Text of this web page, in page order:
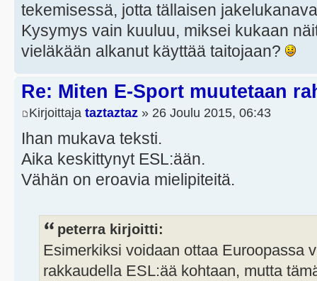
tekemisessä, jotta tällaisen
Kysymys vain kuuluu, miksei kukaan
vieläkään alkanut käyttää taitojaan?
Re: Miten E-Sport muutetaan
Kirjoittaja taztaztaz » 26 Joulu 2015, 06:43
Ihan mukava teksti.
Aika keskittynyt ESL:ään.
Vähän on eroavia mielipiteitä.
peterra kirjoitti:
Esimerkiksi voidaan ottaa Euroopassa
rakkaudella ESL:ää kohtaan, mutta